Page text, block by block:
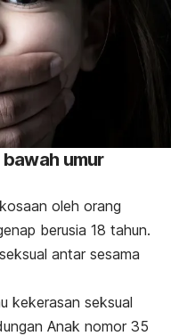
umur
oleh orang
berusia 18 tahun.
antar sesama
kekerasan seksual
Anak nomor 35